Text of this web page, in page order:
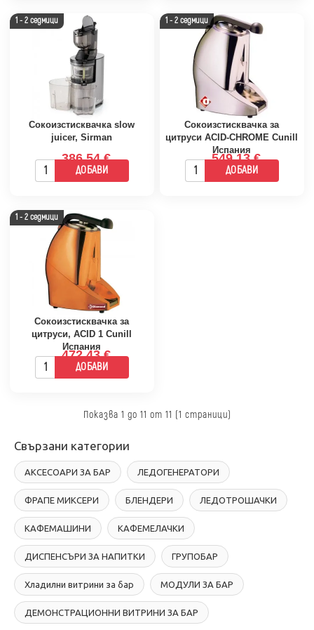
1 - 2 седмици
Сокоизстисквачка slow
juicer, Sirman
386.54 €
ДОБАВИ
1 - 2 седмици
Сокоизстисквачка за
цитруси ACID-CHROME Cunill
Испания
549.13 €
ДОБАВИ
1 - 2 седмици
Сокоизстисквачка за
цитруси, ACID 1 Cunill
Испания
472.43 €
ДОБАВИ
Показва 1 до 11 от 11 (1 страници)
Свързани категории
АКСЕСОАРИ ЗА БАР ЛЕДОГЕНЕРАТОРИ
ФРАПЕ МИКСЕРИ БЛЕНДЕРИ ЛЕДОТРОШАЧКИ
КАФЕМАШИНИ КАФЕМЕЛАЧКИ
ДИСПЕНСЪРИ ЗА НАПИТКИ ГРУПОБАР
Хладилни витрини за бар МОДУЛИ ЗА БАР
ДЕМОНСТРАЦИОННИ ВИТРИНИ ЗА БАР